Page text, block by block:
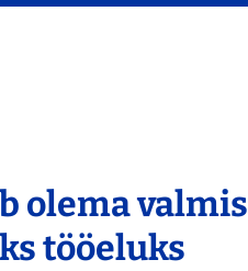
olema valmis
tööeluks